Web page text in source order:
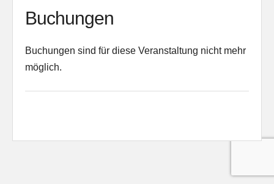
Buchungen
Buchungen sind für diese Veranstaltung nicht mehr
möglich.